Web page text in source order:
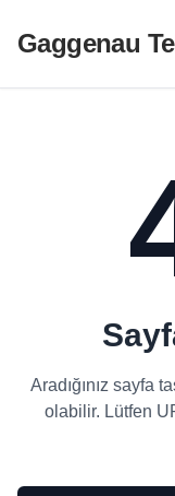
Gaggenau
Aradığınız sayfa
olabilir. Lütfen